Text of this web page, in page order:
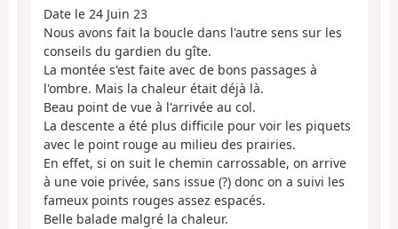
Date le 24 Juin 23
Nous avons fait la boucle dans l'autre sens sur les
conseils du gardien du gîte.
La montée s'est faite avec de bons passages à
l'ombre. Mais la chaleur était déjà là.
Beau point de vue à l'arrivée au col.
La descente a été plus difficile pour voir les piquets
avec le point rouge au milieu des prairies.
En effet, si on suit le chemin carrossable, on arrive
à une voie privée, sans issue (?) donc on a suivi les
fameux points rouges assez espacés.
Belle balade malgré la chaleur.